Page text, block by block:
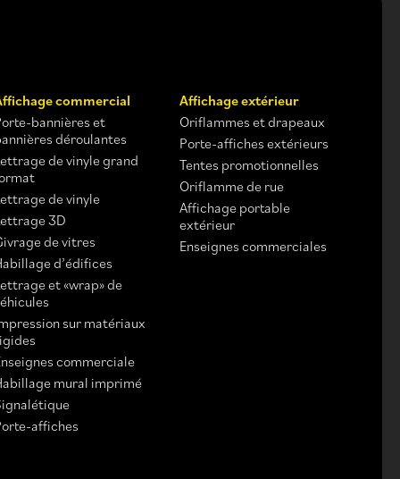
commercial
bannières et
déroulantes
de vinyle grand
de vinyle
3D
de vitres
d’édifices
et «wrap» de
sur matériaux
commerciale
mural imprimé
affiches
Affichage extérieur
Oriflammes et drapeaux
Porte-affiches extérieurs
Tentes promotionnelles
Oriflamme de rue
Affichage portable
extérieur
Enseignes commerciales